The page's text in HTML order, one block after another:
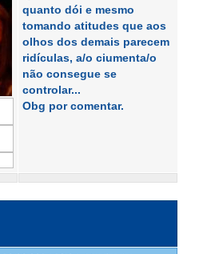
quanto dói e mesmo
tomando atitudes que aos
olhos dos demais parecem
ridículas, a/o ciumenta/o
não consegue se
controlar...
Obg por comentar.